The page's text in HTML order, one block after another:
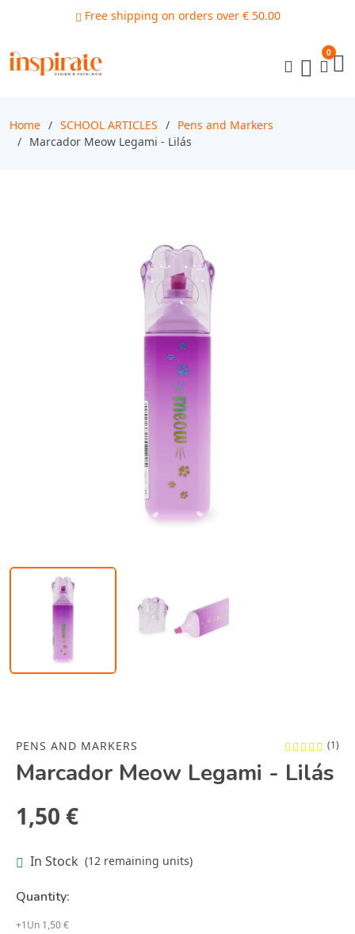
Free shipping on orders over € 50.00
0
Home SCHOOL ARTICLES
Pens and Markers
Marcador Meow Legami - Lilás
PENS AND MARKERS (1)
Marcador Meow Legami - Lilás
1,50 €
In Stock (12 remaining units)
Quantity:
+1Un 1,50 €